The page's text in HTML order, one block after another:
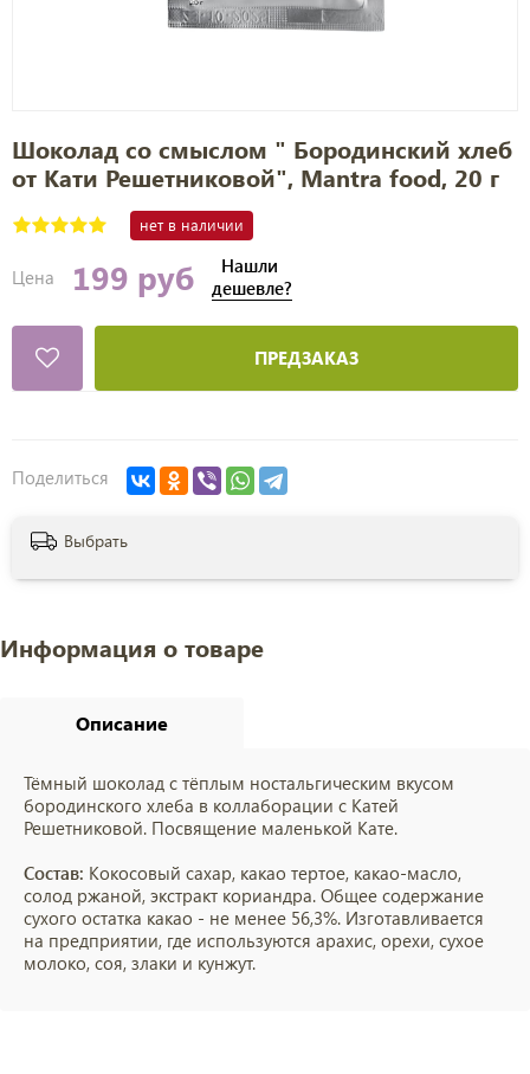
Шоколад со смыслом " Бородинский хлеб
от Кати Решетниковой", Mantra food, 20 г
нет в наличии
Цена 199 руб
Нашли
дешевле?
ПРЕДЗАКАЗ
Поделиться
Выбрать
Информация о товаре
Описание
Тёмный шоколад с тёплым ностальгическим вкусом
бородинского хлеба в коллаборации с Катей
Решетниковой. Посвящение маленькой Кате.
Состав: Кокосовый сахар, какао тертое, какао-масло,
солод ржаной, экстракт кориандра. Общее содержание
сухого остатка какао - не менее 56,3%. Изготавливается
на предприятии, где используются арахис, орехи, сухое
молоко, соя, злаки и кунжут.